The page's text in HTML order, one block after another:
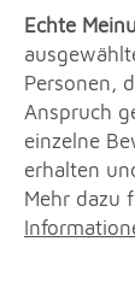
Echte
Personen,
Anspruch
einzelne
erhalten
Mehr dazu